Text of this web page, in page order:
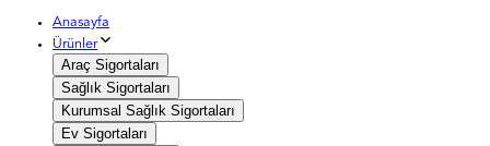
Anasayfa
Ürünler
Araç Sigortaları
Sağlık Sigortaları
Kurumsal Sağlık Sigortaları
Ev Sigortaları